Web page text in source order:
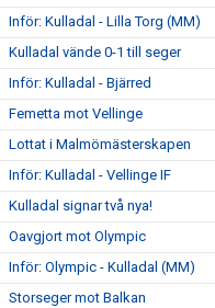
Inför: Kulladal - Lilla Torg (MM)
Kulladal vände 0-1 till seger
Inför: Kulladal - Bjärred
Femetta mot Vellinge
Lottat i Malmömästerskapen
Inför: Kulladal - Vellinge IF
Kulladal signar två nya!
Oavgjort mot Olympic
Inför: Olympic - Kulladal (MM)
Storseger mot Balkan